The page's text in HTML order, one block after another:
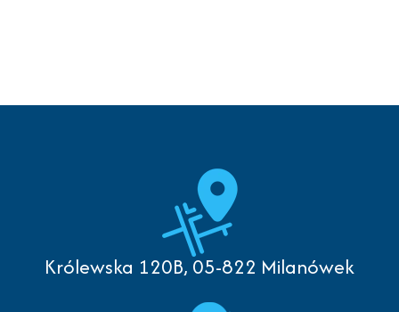
Królewska 120B, 05-822 Milanówek